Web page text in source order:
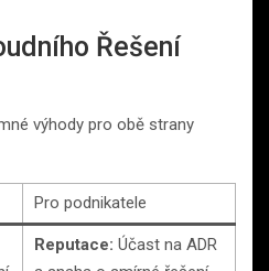
Řešení
výhody pro obě strany
Pro podnikatele
Reputace: Účast na ADR